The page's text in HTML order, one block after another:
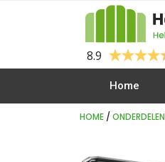
8.9
Home
HOME / ONDERDELEN